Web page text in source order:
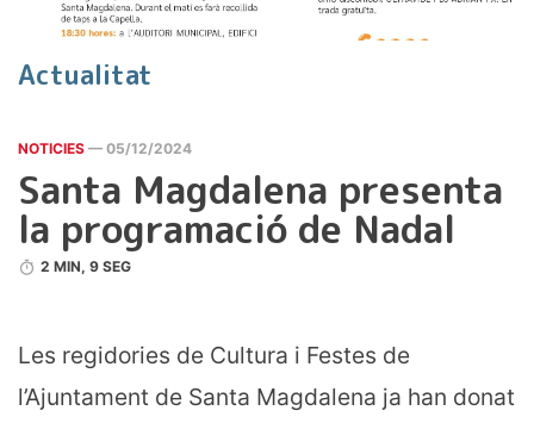
Actualitat
NOTICIES — 05/12/2024
Santa Magdalena presenta
la programació de Nadal
2 MIN, 9 SEG
Les regidories de Cultura i Festes de
l’Ajuntament de Santa Magdalena ja han donat